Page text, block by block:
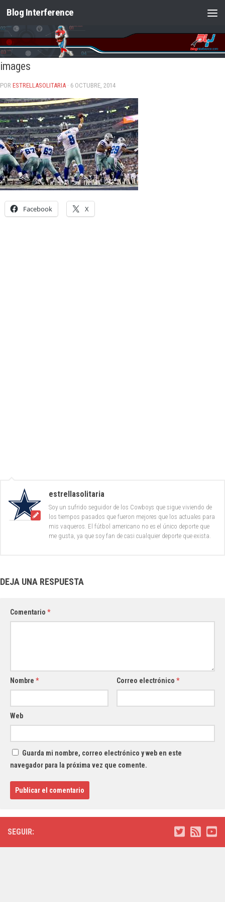
Saltar al contenido
Blog Interference
images
POR ESTRELLASOLITARIA · 6 OCTUBRE, 2014
Facebook X
estrellasolitaria
Soy un sufrido seguidor de los Cowboys que sigue viviendo de
los tiempos pasados que fueron mejores que los actuales para
mis vaqueros. El fútbol americano no es el único deporte que
me gusta, ya que soy fan de casi cualquier deporte que exista.
DEJA UNA RESPUESTA
Comentario *
Nombre * Correo electrónico*
Web
Guarda mi nombre, correo electrónico y web en este
navegador para la próxima vez que comente.
SEGUIR: